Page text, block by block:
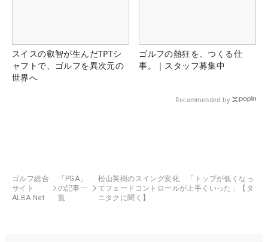
スイスの叡智が生んだTPTシ
ャフトで、ゴルフを異次元の
世界へ
ゴルフの熱狂を、つくる仕
事。｜スタッフ募集中
Recommended by
ゴルフ総合
サイト
ALBA Net
「PGA」
の記事一
覧
松山英樹のスイング変化 「トップが低くなっ
てフェードコントロールが上手くいった」【タ
ニタクに聞く】